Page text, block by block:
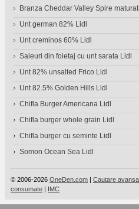
Branza Cheddar Valley Spire
Unt german 82% Lidl
Unt creminos 60% Lidl
Saleuri din foietaj cu unt sarata Lidl
Unt 82% unsalted Frico Lidl
Unt 82.5% Golden Hills Lidl
Chifla Burger Americana Lidl
Chifla burger whole grain Lidl
Chifla burger cu seminte Lidl
Somon Ocean Sea Lidl
© 2006-2026 OneDen.com | Cautare
consumate | IMC